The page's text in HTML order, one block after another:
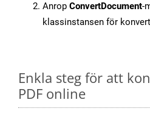
Anrop ConvertDocument-
klassinstansen för
Enkla steg för att
PDF online